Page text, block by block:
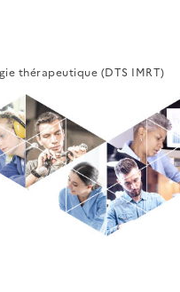
thérapeutique (DTS IMRT)